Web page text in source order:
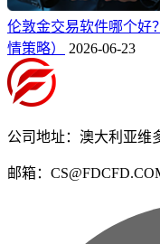
伦敦金交易软件哪个好
情策略）
2026-06-23
公司地址：澳大利亚维
邮箱：